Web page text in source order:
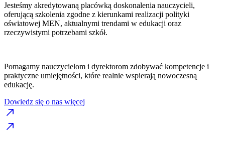
Jesteśmy akredytowaną placówką doskonalenia nauczycieli,
oferującą szkolenia zgodne z kierunkami realizacji polityki
oświatowej MEN, aktualnymi trendami w edukacji oraz
rzeczywistymi potrzebami szkół.
Pomagamy nauczycielom i dyrektorom zdobywać kompetencje i
praktyczne umiejętności, które realnie wspierają nowoczesną
edukację.
Dowiedz się o nas więcej